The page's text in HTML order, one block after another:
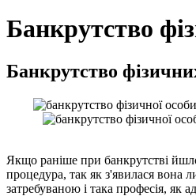
Банкрутство
Банкрутство
Якщо раніше при банкрутстві
процедура, так як з'явилася вона
затребуваною і така професія, як